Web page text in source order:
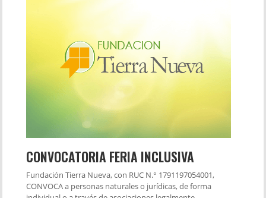
CONVOCATORIA FERIA INCLUSIVA
Fundación Tierra Nueva, con RUC N.° 1791197054001,
CONVOCA a personas naturales o jurídicas, de forma